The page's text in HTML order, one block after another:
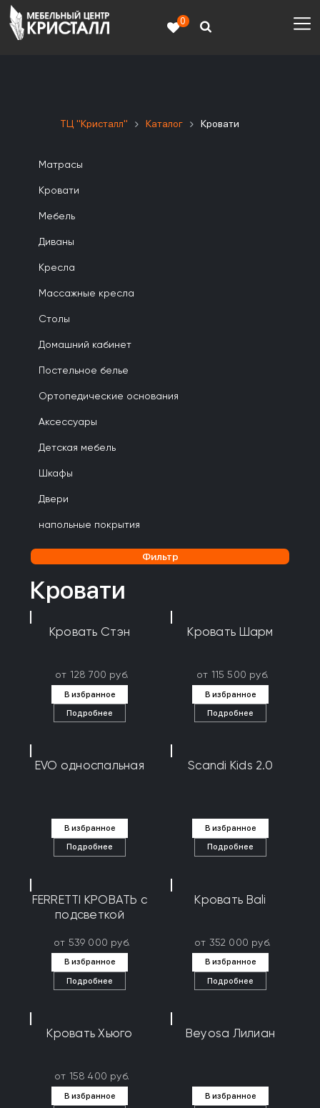
0
ТЦ "Кристалл" Каталог Кровати
Матрасы
Кровати
Мебель
Диваны
Кресла
Массажные кресла
Столы
Домашний кабинет
Постельное белье
Ортопедические основания
Аксессуары
Детская мебель
Шкафы
Двери
напольные покрытия
Фильтр
Кровати
Кровать Стэн
от 128 700 руб.
В избранное
Подробнее
Кровать Шарм
от 115 500 руб.
В избранное
Подробнее
EVO односпальная
В избранное
Подробнее
Scandi Kids 2.0
В избранное
Подробнее
FERRETTI КРОВАТЬ с
подсветкой
от 539 000 руб.
В избранное
Подробнее
Кровать Bali
от 352 000 руб.
В избранное
Подробнее
Кровать Хьюго
от 158 400 руб.
В избранное
Beyosa Лилиан
В избранное